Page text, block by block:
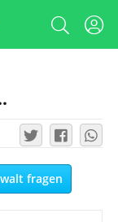
fragen